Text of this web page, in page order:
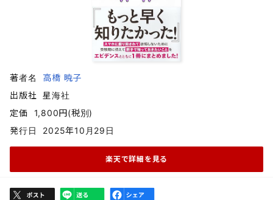
著者名
高橋 暁子
出版社
星海社
定価
1,800円(税別)
発行日
2025年10月29日
楽天で詳細を見る